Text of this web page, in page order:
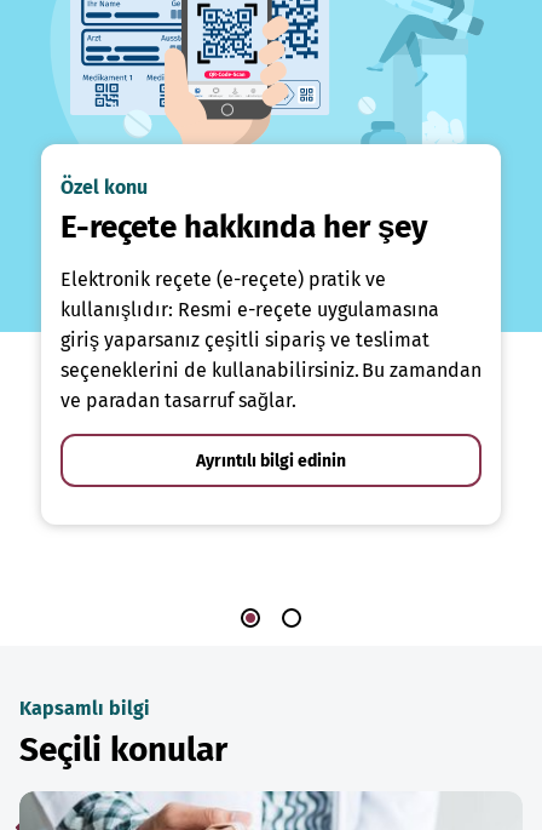
Özel konu
E-reçete hakkında her şey
Elektronik reçete (e-reçete) pratik ve
kullanışlıdır: Resmi e-reçete uygulamasına
giriş yaparsanız çeşitli sipariş ve teslimat
seçeneklerini de kullanabilirsiniz. Bu zamandan
ve paradan tasarruf sağlar.
Ayrıntılı bilgi edinin
Kapsamlı bilgi
Seçili konular